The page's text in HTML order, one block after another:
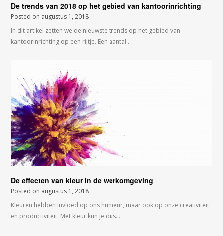
De trends van 2018 op het gebied van kantoorinrichting
Posted on augustus 1, 2018
In dit artikel zetten we de nieuwste trends op het gebied van
kantoorinrichting op een rijtje. Een aantal…
De effecten van kleur in de werkomgeving
Posted on augustus 1, 2018
Kleuren hebben invloed op ons humeur, maar ook op onze creativiteit
en productiviteit. Met kleur kun je dus…